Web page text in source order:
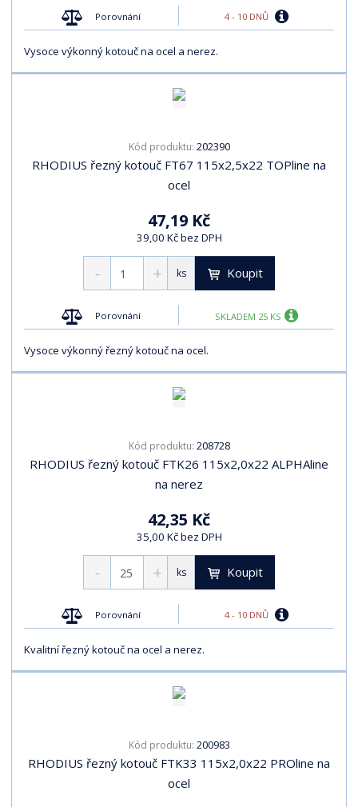
Porovnání 4 - 10 DNŮ
Vysoce výkonný kotouč na ocel a nerez.
Kód produktu: 202390
RHODIUS řezný kotouč FT67 115x2,5x22 TOPline na
ocel
47,19 Kč
39,00 Kč bez DPH
ks Koupit
Porovnání SKLADEM 25 KS
Vysoce výkonný řezný kotouč na ocel.
Kód produktu: 208728
RHODIUS řezný kotouč FTK26 115x2,0x22 ALPHAline
na nerez
42,35 Kč
35,00 Kč bez DPH
ks Koupit
Porovnání 4 - 10 DNŮ
Kvalitní řezný kotouč na ocel a nerez.
Kód produktu: 200983
RHODIUS řezný kotouč FTK33 115x2,0x22 PROline na
ocel